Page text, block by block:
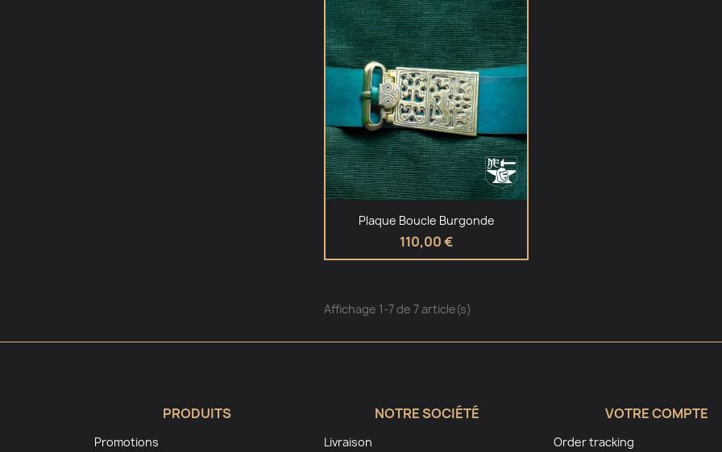
Aperçu rapide
Plaque Boucle Burgonde
110,00 €
Affichage 1-7 de 7 article(s)
PRODUITS
Promotions
NOTRE SOCIÉTÉ
Livraison
VOTRE COMPTE
Order tracking